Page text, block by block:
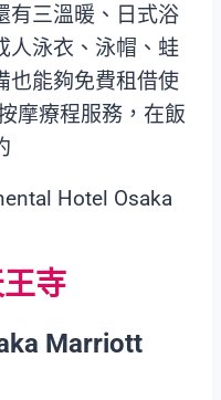
有三溫暖、日式浴
人泳衣、泳帽、蛙
也能夠免費租借使
摩療程服務，在飯
寺
Marriott